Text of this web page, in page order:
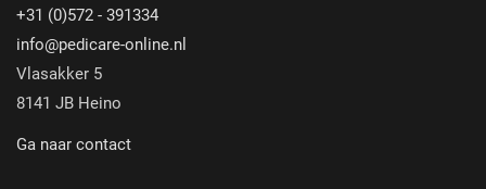
+31 (0)572 - 391334
info@pedicare-online.nl
Vlasakker 5
8141 JB Heino
Ga naar contact